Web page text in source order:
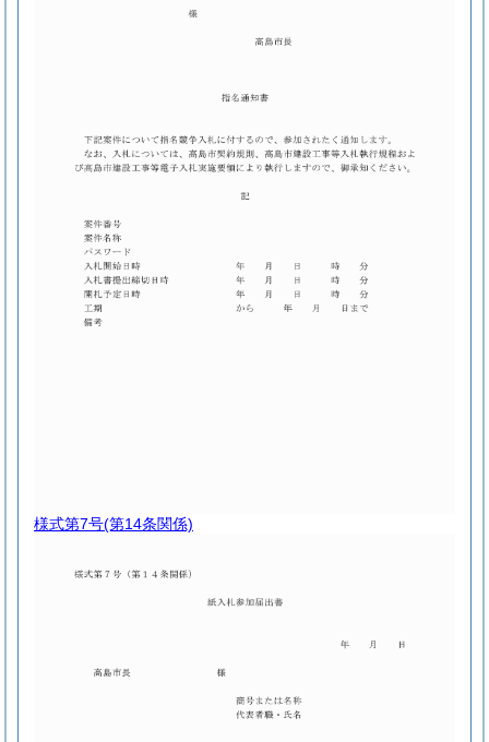
様式第7号(第14条関係)